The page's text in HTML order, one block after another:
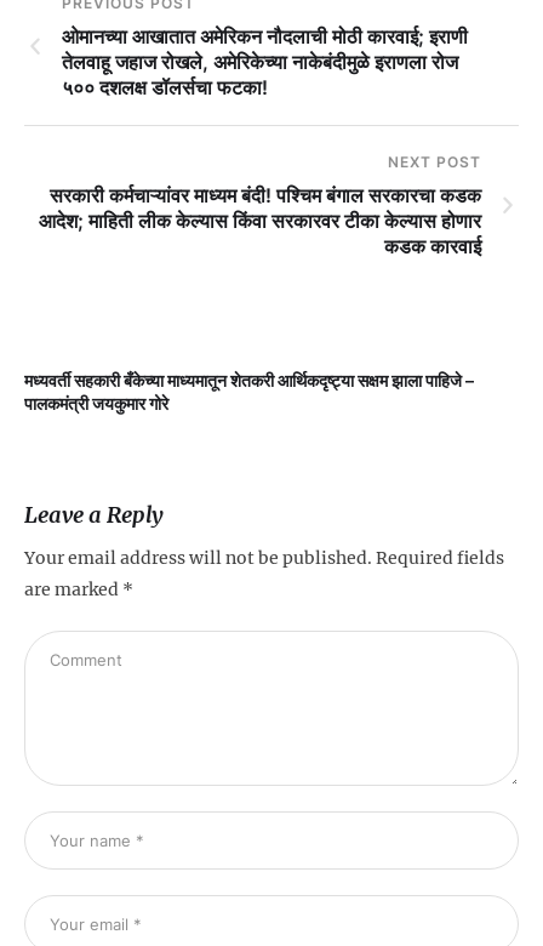
ओमानच्या आखातात अमेरिकन नौदलाची मोठी कारवाई; इराणी
तेलवाहू जहाज रोखले, अमेरिकेच्या नाकेबंदीमुळे इराणला रोज
५०० दशलक्ष डॉलर्सचा फटका!
NEXT POST
सरकारी कर्मचाऱ्यांवर माध्यम बंदी! पश्चिम बंगाल सरकारचा कडक
आदेश; माहिती लीक केल्यास किंवा सरकारवर टीका केल्यास होणार
कडक कारवाई
मध्यवर्ती सहकारी बँकेच्या माध्यमातून शेतकरी आर्थिकदृष्ट्या सक्षम झाला पाहिजे –
पालकमंत्री जयकुमार गोरे
Leave a Reply
Your email address will not be published. Required fields
are marked *